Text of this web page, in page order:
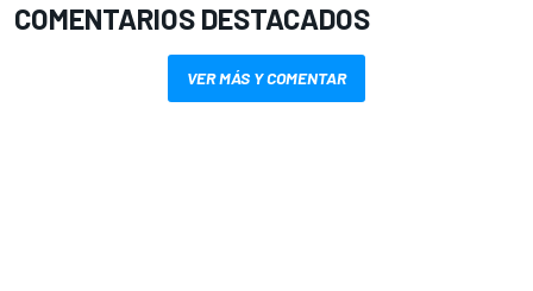
COMENTARIOS DESTACADOS
VER MÁS Y COMENTAR